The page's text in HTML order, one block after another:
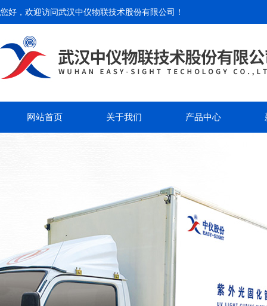
您好，欢迎访问武汉中仪物联技术股份有限公司 ！
网站首页 关于我们 产品中心